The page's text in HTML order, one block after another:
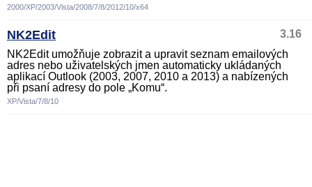
2000/XP/2003/Vista/2008/7/8/2012/10/x64
NK2Edit
3.16
NK2Edit umožňuje zobrazit a upravit seznam emailových
adres nebo uživatelských jmen automaticky ukládaných
aplikací Outlook (2003, 2007, 2010 a 2013) a nabízených
při psaní adresy do pole „Komu“.
XP/Vista/7/8/10